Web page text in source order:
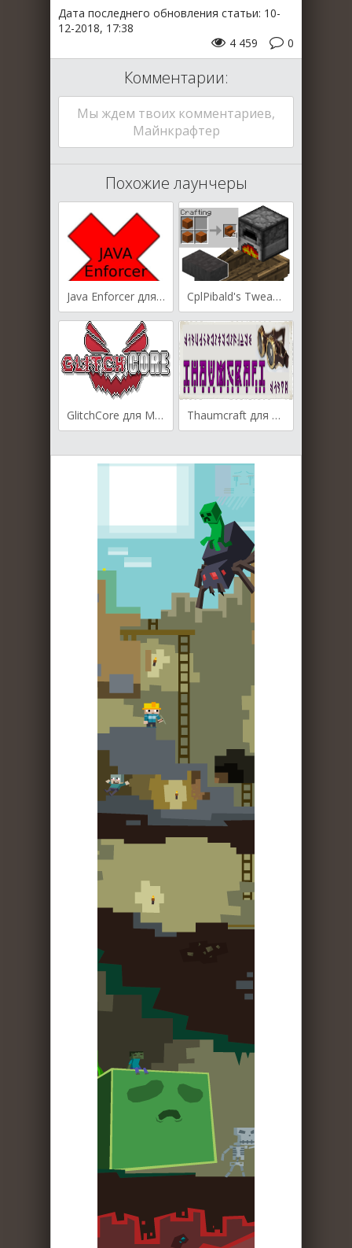
Дата последнего обновления статьи: 10-
12-2018, 17:38
0
4 459
Комментарии:
Мы ждем твоих комментариев,
Майнкрафтер
Похожие лаунчеры
Java Enforcer для Майнкрафт [1.7.10, 1.8.9, 1.9] CplPibald's Tweaks для Майнкрафт [1.12, 1.10.2]
GlitchCore для Майнкрафт [1.12.2, 1.10.2] Thaumcraft для Майнкрафт [1.12.2, 1.10.2]